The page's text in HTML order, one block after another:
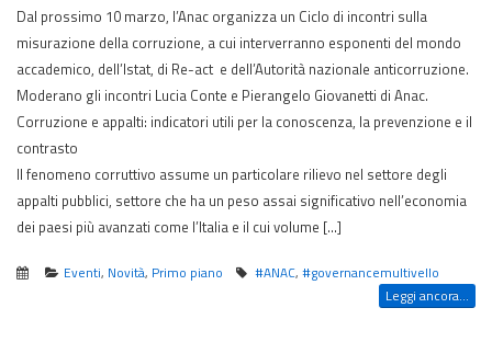
Dal prossimo 10 marzo, l’Anac organizza un Ciclo di incontri sulla
misurazione della corruzione, a cui interverranno esponenti del mondo
accademico, dell’Istat, di Re-act e dell’Autorità nazionale anticorruzione.
Moderano gli incontri Lucia Conte e Pierangelo Giovanetti di Anac.
Corruzione e appalti: indicatori utili per la conoscenza, la prevenzione e il
contrasto
Il fenomeno corruttivo assume un particolare rilievo nel settore degli
appalti pubblici, settore che ha un peso assai significativo nell’economia
dei paesi più avanzati come l’Italia e il cui volume […]
Eventi, Novità, Primo piano #ANAC,#governancemultivello
Leggi ancora...